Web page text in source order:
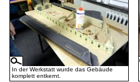
In der Werkstatt wurde das Gebäude
komplett entkernt.